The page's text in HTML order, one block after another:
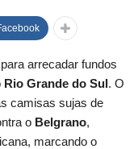
arrecadar fundos
Rio Grande do Sul. O
camisas sujas de
o Belgrano,
marcando o